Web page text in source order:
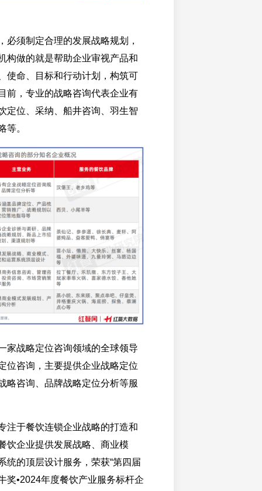
必须制定合理的发展战略规划，
构做的就是帮助企业审视产品和
使命、目标和行动计划，构筑可
前，专业的战略咨询代表企业有
定位、采纳、船井咨询、羽生智
等。
家战略定位咨询领域的全球领导
位咨询，主要提供企业战略定位
略咨询、品牌战略定位分析等服
注于餐饮连锁企业战略的打造和
饮企业提供发展战略、商业模
统的顶层设计服务，荣获“第四届
奖•2024年度餐饮产业服务标杆企